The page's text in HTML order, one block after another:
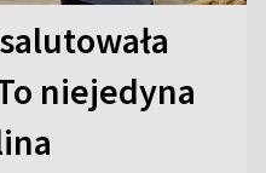
niejedyna